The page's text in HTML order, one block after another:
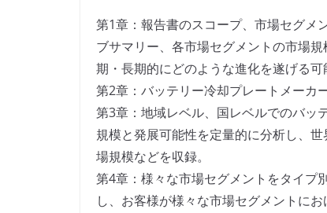
第1章：報告書のスコープ、市場セグメ
ブサマリー、各市場セグメントの市場
期・長期的にどのような進化を遂げる
第2章：バッテリー冷却プレートメーカ
第3章：地域レベル、国レベルでのバッ
規模と発展可能性を定量的に分析し、
場規模などを収録。
第4章：様々な市場セグメントをタイプ
し、お客様が様々な市場セグメントに